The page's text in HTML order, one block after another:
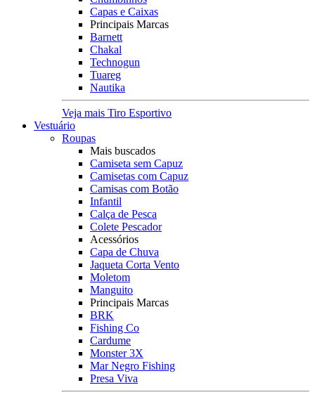
Capas e Caixas
Principais Marcas
Barnett
Chakal
Technogun
Tuareg
Nautika
Veja mais Tiro Esportivo
Vestuário
Roupas
Mais buscados
Camiseta sem Capuz
Camisetas com Capuz
Camisas com Botão
Infantil
Calça de Pesca
Colete Pescador
Acessórios
Capa de Chuva
Jaqueta Corta Vento
Moletom
Manguito
Principais Marcas
BRK
Fishing Co
Cardume
Monster 3X
Mar Negro Fishing
Presa Viva